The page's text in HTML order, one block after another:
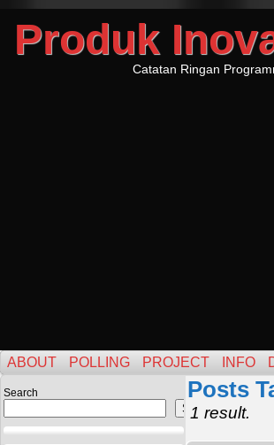
Produk
Catatan Ringan
ABOUT POLLING PROJECT INFO
Search
Search
Posts
1 result.